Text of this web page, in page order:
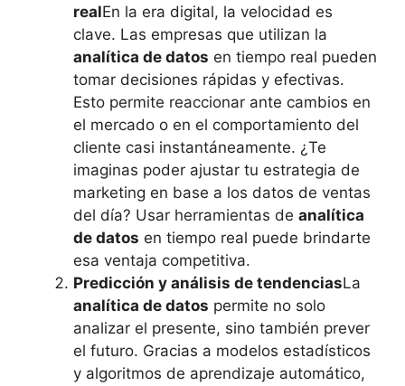
realEn la era digital, la velocidad es
clave. Las empresas que utilizan la
analítica de datos en tiempo real pueden
tomar decisiones rápidas y efectivas.
Esto permite reaccionar ante cambios en
el mercado o en el comportamiento del
cliente casi instantáneamente. ¿Te
imaginas poder ajustar tu estrategia de
marketing en base a los datos de ventas
del día? Usar herramientas de analítica
de datos en tiempo real puede brindarte
esa ventaja competitiva.
Predicción y análisis de tendenciasLa
analítica de datos permite no solo
analizar el presente, sino también prever
el futuro. Gracias a modelos estadísticos
y algoritmos de aprendizaje automático,